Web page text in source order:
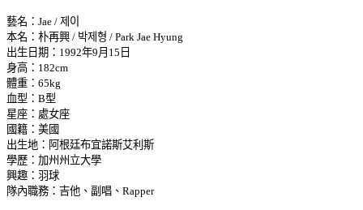
藝名：Jae / 제이
本名：朴再興 / 박제형 / Park Jae Hyung
出生日期：1992年9月15日
身高：182cm
體重：65kg
血型：B型
星座：處女座
國籍：美國
出生地： 阿根廷布宜諾斯艾利斯
學歷：加州州立大學
興趣：羽球
隊內職務：吉他、副唱、Rapper